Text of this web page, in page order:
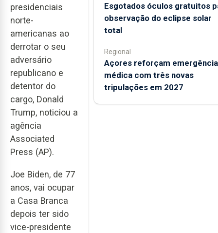
presidenciais
norte-
americanas ao
derrotar o seu
adversário
republicano e
detentor do
cargo, Donald
Trump, noticiou a
agência
Associated
Press (AP).
Joe Biden, de 77
anos, vai ocupar
a Casa Branca
depois ter sido
vice-presidente
Esgotados óculos gratuitos
observação do eclipse solar
total
Regional
Açores reforçam emergência
médica com três novas
tripulações em 2027